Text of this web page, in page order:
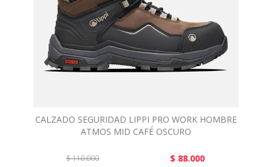
CALZADO SEGURIDAD LIPPI PRO WORK HOMBRE
ATMOS MID CAFÉ OSCURO
$ 110.000 $ 88.000